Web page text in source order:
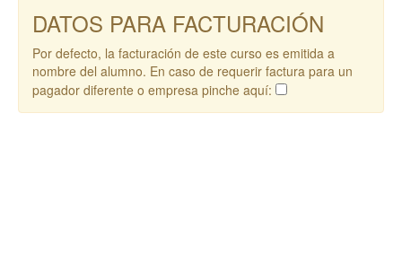
DATOS PARA FACTURACIÓN
Por defecto, la facturación de este curso es emitida a
nombre del alumno. En caso de requerir factura para un
pagador diferente o empresa pinche aquí: